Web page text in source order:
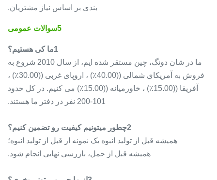
بندی بر اساس نیاز مشتریان.
5سوالات عمومی
1ما کی هستیم؟
ما در شان دونگ، چین مستقر شده ایم، از سال 2010 شروع به
فروش به آمریکای شمالی ((40.00٪) ، اروپای غربی ((30.00٪) ،
آفریقا ((15.00٪) ، خاورمیانه ((15.00٪) می کنیم. در کل حدود
101-200 نفر در دفتر ما هستند.
2چطور ميتونيم کيفيت رو تضمين کنيم؟
همیشه قبل از تولید انبوه یک نمونه از قبل از تولید انبوه؛
همیشه قبل از حمل، بازرسی نهایی انجام شود.